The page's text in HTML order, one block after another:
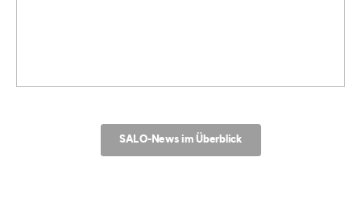
SALO-News im Überblick